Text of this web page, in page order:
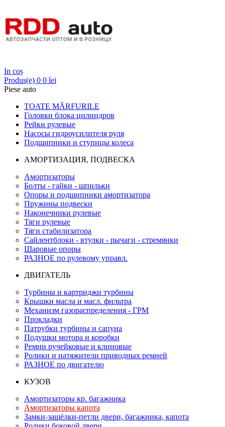
In coș
Produs(e) 0 0 lei
Piese auto
TOATE MĂRFURILE
Головки блока цилиндров
Рейки рулевые
Насосы гидроусилителя руля
Подшипники и ступицы колеса
АМОРТИЗАЦИЯ, ПОДВЕСКА
Амортизаторы
Болты - гайки - шпильки
Опоры и подшипники амортизатора
Пружины подвески
Наконечники рулевые
Тяги рулевые
Тяги стабилизатора
Сайлентблоки - втулки - рычаги - стремянки
Шаровые опоры
РАЗНОЕ по рулевому управл.
ДВИГАТЕЛЬ
Турбины и картриджи турбины
Крышки масла и масл. фильтра
Механизм газораспределения - ГРМ
Прокладки
Патрубки турбины и сапуна
Подушки мотора и коробки
Ремни ручейковые и клиновые
Ролики и натяжители приводных ремней
РАЗНОЕ по двигателю
КУЗОВ
Амортизаторы кр. багажника
Амортизаторы капота
Замки-защёлки-петли двери, багажника, капота